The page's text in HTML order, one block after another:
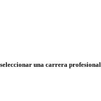
una carrera profesional